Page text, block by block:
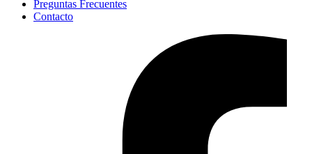
Preguntas Frecuentes
Contacto